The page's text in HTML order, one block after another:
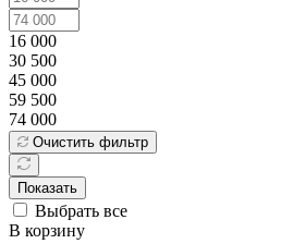
16 000
30 500
45 000
59 500
74 000
Очистить фильтр
Показать
Выбрать все
В корзину